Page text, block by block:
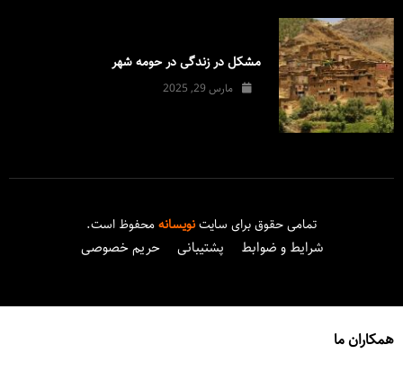
مشکل در زندگی در حومه شهر
مارس 29, 2025
تمامی حقوق برای سایتنویسانهمحفوظ است.
شرایط و ضوابط پشتیبانی حریم خصوصی
همکاران ما